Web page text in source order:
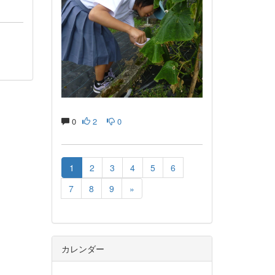
0 2 0
1 2 3 4 5
6
7
8 9 »
カレンダー